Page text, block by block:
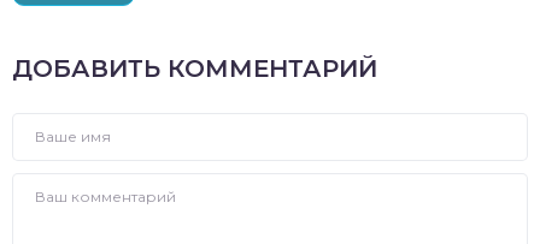
ДОБАВИТЬ КОММЕНТАРИЙ